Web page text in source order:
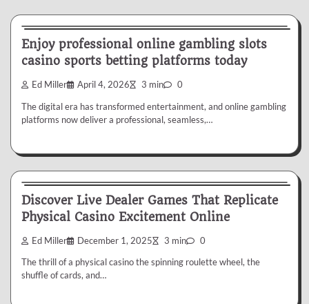
Enjoy professional online gambling slots
casino sports betting platforms today
Ed Miller April 4, 2026 3 min 0
The digital era has transformed entertainment, and online gambling
platforms now deliver a professional, seamless,…
Discover Live Dealer Games That Replicate
Physical Casino Excitement Online
Ed Miller December 1, 2025 3 min 0
The thrill of a physical casino the spinning roulette wheel, the
shuffle of cards, and…